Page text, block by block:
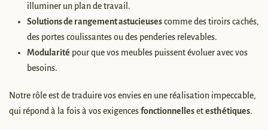
illuminer un plan de travail.
Solutions de rangement astucieusescomme des tiroirs cachés,
des portes coulissantes ou des penderies relevables.
Modularité pour que vos meubles puissent évoluer avec vos
besoins.
Notre rôle est de traduire vos envies en une réalisation impeccable,
qui répond à la fois à vos exigencesfonctionnellesetesthétiques.